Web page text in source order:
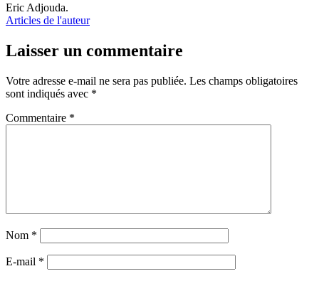
Eric Adjouda.
Articles de l'auteur
Laisser un commentaire
Votre adresse e-mail ne sera pas publiée. Les champs obligatoires
sont indiqués avec *
Commentaire *
Nom *
E-mail *